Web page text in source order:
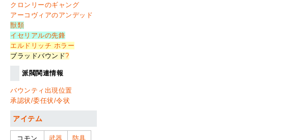
クロンリーのギャング
アーコヴィアのアンデッド
獣類
イセリアルの先鋒
エルドリッチ ホラー
ブラッドバウンド?
派閥関連情報
バウンティ出現位置
承認状/委任状/令状
アイテム
コモン 武器 防具